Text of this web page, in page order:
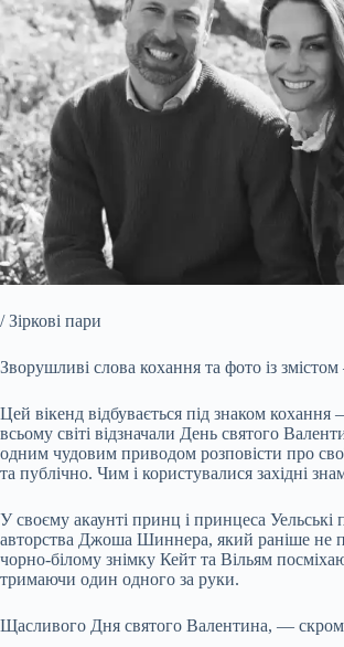
/ Зіркові пари
Зворушливі слова кохання та фото із
Цей вікенд відбувається під знаком
всьому світі відзначали День святого
одним чудовим приводом розповісти про
та публічно. Чим і користувалися західні
У своєму акаунті принц і принцеса Уельські
авторства Джоша Шиннера, який раніше не
чорно-білому знімку Кейт та Вільям
тримаючи один одного за руки.
Щасливого Дня святого Валентина, —